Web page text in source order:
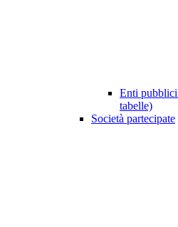
Enti
tabelle)
Società partecipate